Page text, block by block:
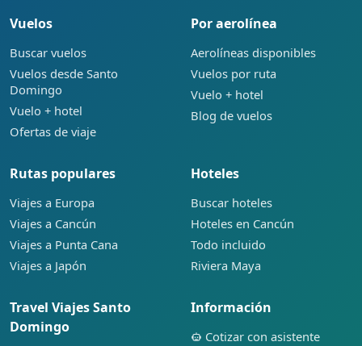
Vuelos
Buscar vuelos
Vuelos desde Santo
Domingo
Vuelo + hotel
Ofertas de viaje
Por aerolínea
Aerolíneas disponibles
Vuelos por ruta
Vuelo + hotel
Blog de vuelos
Rutas populares
Viajes a Europa
Viajes a Cancún
Viajes a Punta Cana
Viajes a Japón
Hoteles
Buscar hoteles
Hoteles en Cancún
Todo incluido
Riviera Maya
Travel Viajes Santo
Domingo
Información
Cotizar con asistente